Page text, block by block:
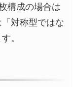
構成の場合は
「対称型ではな
。